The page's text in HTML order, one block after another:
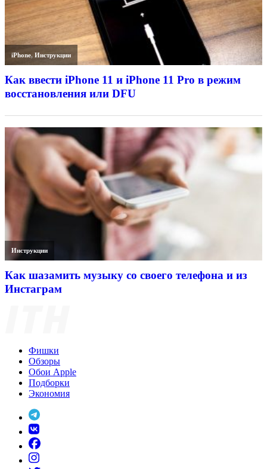
iPhone,Инструкции
Как ввести iPhone 11 и iPhone 11 Pro в режим
восстановления или DFU
Инструкции
Как шазамить музыку со своего телефона и из
Инстаграм
Фишки
Обзоры
Обои Apple
Подборки
Экономия